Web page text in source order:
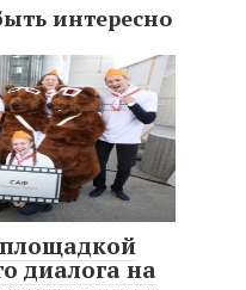
интересно
площадкой
диалога на